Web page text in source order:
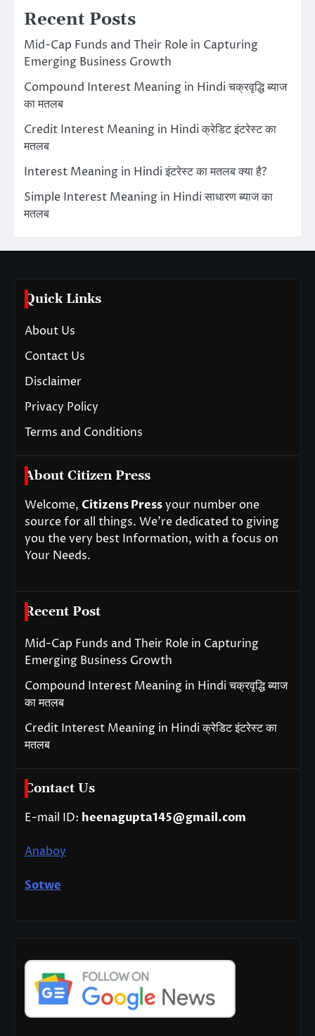
Recent Posts
Mid-Cap Funds and Their Role in Capturing
Emerging Business Growth
Compound Interest Meaning in Hindi चक्रवृद्धि ब्याज
का मतलब
Credit Interest Meaning in Hindi क्रेडिट इंटरेस्ट का
मतलब
Interest Meaning in Hindi इंटरेस्ट का मतलब क्या है?
Simple Interest Meaning in Hindi साधारण ब्याज का
मतलब
Quick Links
About Us
Contact Us
Disclaimer
Privacy Policy
Terms and Conditions
About Citizen Press
Welcome, Citizens Pressyour number one
source for all things. We’re dedicated to giving
you the very best Information, with a focus on
Your Needs.
Recent Post
Mid-Cap Funds and Their Role in Capturing
Emerging Business Growth
Compound Interest Meaning in Hindi चक्रवृद्धि ब्याज
का मतलब
Credit Interest Meaning in Hindi क्रेडिट इंटरेस्ट का
मतलब
Contact Us
E-mail ID: heenagupta145@gmail.com
Anaboy
Sotwe